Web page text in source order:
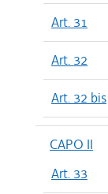
Art. 31
Art. 32
Art. 32 bis
CAPO II
Art. 33